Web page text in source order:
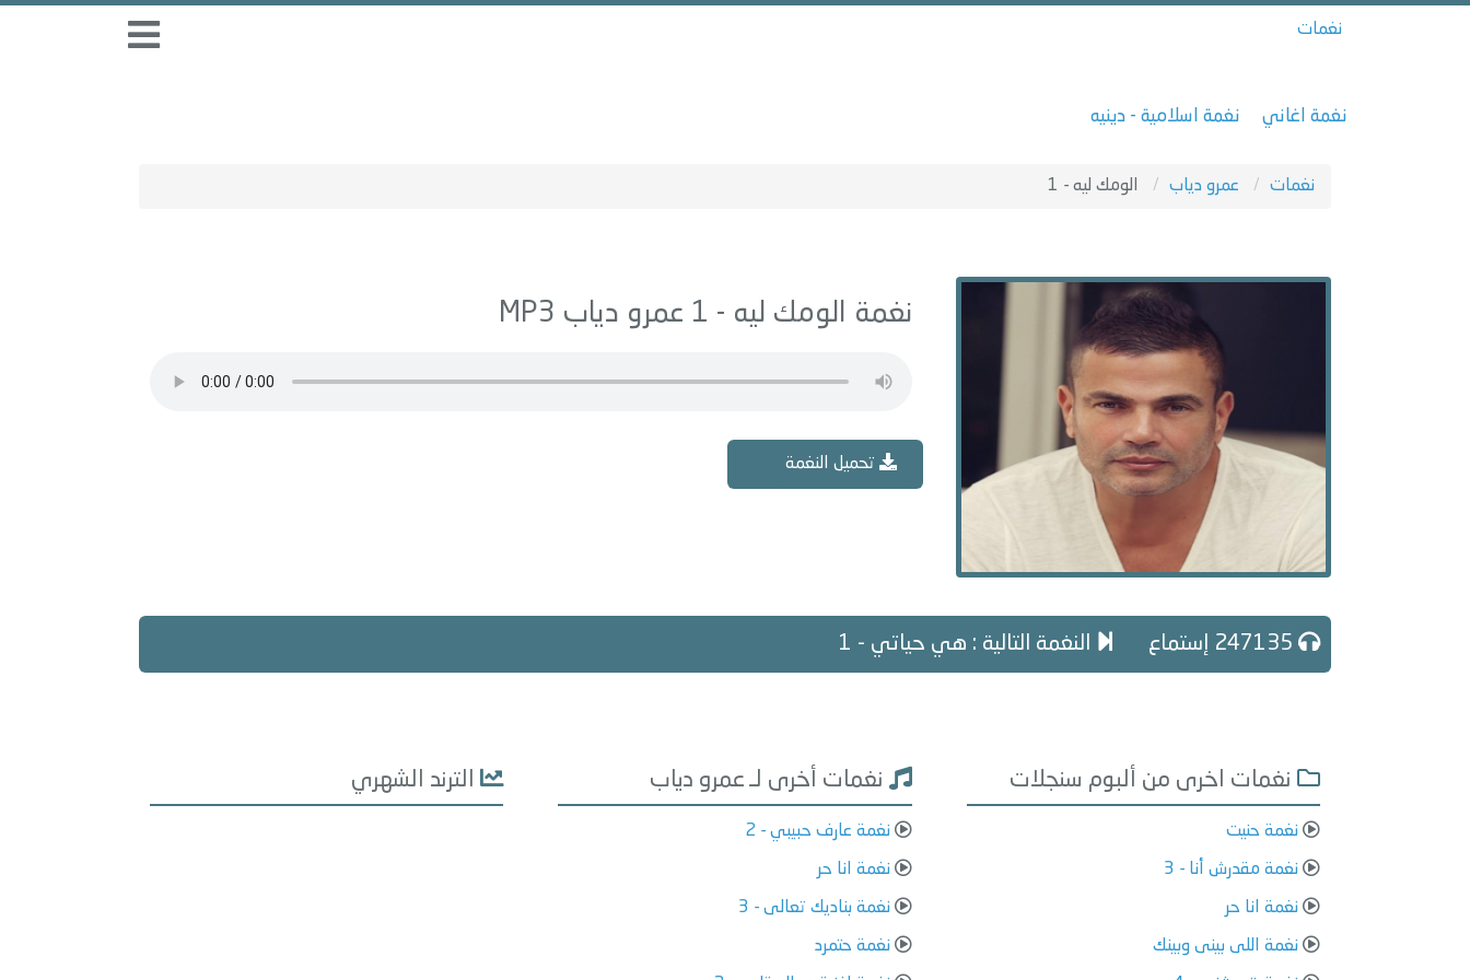
نغمات
نغمة اغاني نغمة اسلامية - دينيه
نغمات عمرو دياب الومك ليه - 1
نغمة الومك ليه - 1 عمرو دياب MP3
تحميل النغمة
النغمة التالية : هي حياتي - 1
نغمات اخرى من ألبوم سنجلات
نغمة حنيت
نغمة مقدرش أنا - 3
نغمة انا حر
نغمة اللى بينى وبينك
نغمات أخرى لـ عمرو دياب
نغمة عارف حبيبي - 2
نغمة انا حر
نغمة بناديك تعالى - 3
نغمة حتمرد
الترند الشهري